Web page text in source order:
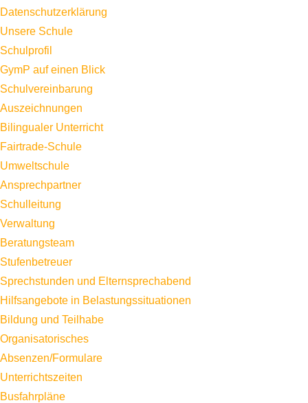
Datenschutzerklärung
Unsere Schule
Schulprofil
GymP auf einen Blick
Schulvereinbarung
Auszeichnungen
Bilingualer Unterricht
Fairtrade-Schule
Umweltschule
Ansprechpartner
Schulleitung
Verwaltung
Beratungsteam
Stufenbetreuer
Sprechstunden und Elternsprechabend
Hilfsangebote in Belastungssituationen
Bildung und Teilhabe
Organisatorisches
Absenzen/Formulare
Unterrichtszeiten
Busfahrpläne